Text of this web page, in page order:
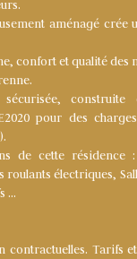
aménagé crée
confort et qualité des
pour des
de cette résidence
électriques,
…
contractuelles. Tarifs